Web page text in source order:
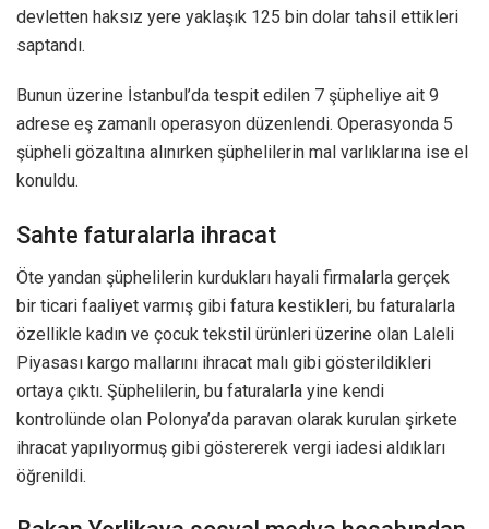
devletten haksız yere yaklaşık 125 bin dolar tahsil ettikleri
saptandı.
Bunun üzerine İstanbul’da tespit edilen 7 şüpheliye ait 9
adrese eş zamanlı operasyon düzenlendi. Operasyonda 5
şüpheli gözaltına alınırken şüphelilerin mal varlıklarına ise el
konuldu.
Sahte faturalarla ihracat
Öte yandan şüphelilerin kurdukları hayali firmalarla gerçek
bir ticari faaliyet varmış gibi fatura kestikleri, bu faturalarla
özellikle kadın ve çocuk tekstil ürünleri üzerine olan Laleli
Piyasası kargo mallarını ihracat malı gibi gösterildikleri
ortaya çıktı. Şüphelilerin, bu faturalarla yine kendi
kontrolünde olan Polonya’da paravan olarak kurulan şirkete
ihracat yapılıyormuş gibi göstererek vergi iadesi aldıkları
öğrenildi.